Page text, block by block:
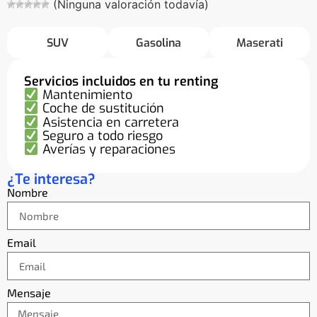
(Ninguna valoración todavía)
SUV Gasolina Maserati
Servicios incluidos en tu renting
Mantenimiento
Coche de sustitución
Asistencia en carretera
Seguro a todo riesgo
Averías y reparaciones
¿Te interesa?
Nombre
Email
Mensaje